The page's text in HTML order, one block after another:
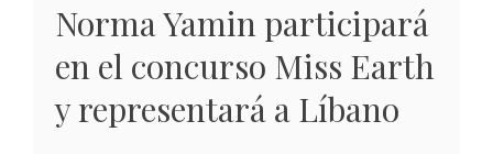
Norma Yamin participará
en el concurso Miss Earth
y representará a Líbano